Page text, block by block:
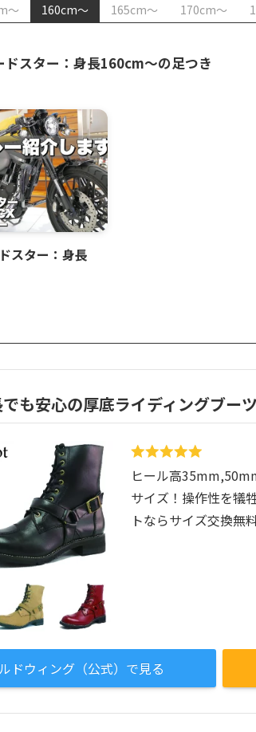
〜 160cm〜 165cm〜 170cm〜
ドスター：身長160cm〜の足つき
スター：身長
も安心の厚底ライディングブー
ヒール高
サイズ！操作性を犠
トならサイズ交換無
ドウィング（公式）で見る